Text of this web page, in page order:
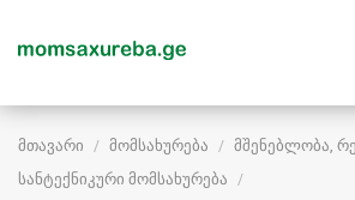
მთავარი მომსახურება
მშენებლობა,
სანტექნიკური მომსახურება